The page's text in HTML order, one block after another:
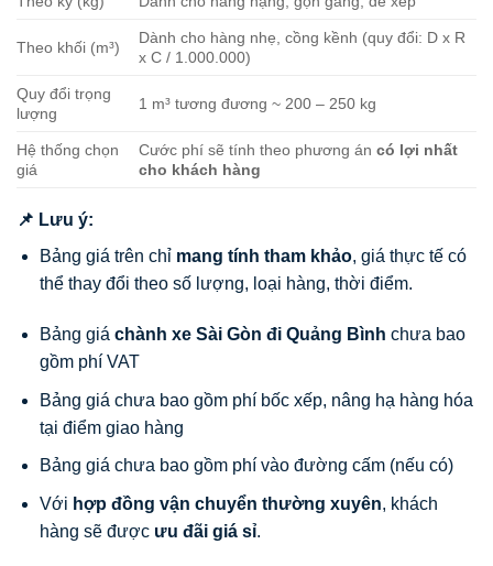
Theo khối (m³)
Dành cho hàng nhẹ, cồng kềnh (quy đổi: D x R
x C / 1.000.000)
Quy đổi trọng
lượng
1 m³ tương đương ~ 200 – 250 kg
Hệ thống chọn
giá
Cước phí sẽ tính theo phương áncó lợi nhất
cho khách hàng
📌 Lưu ý:
Bảng giá trên chỉ mang tính tham khảo, giá thực tế có
thể thay đổi theo số lượng, loại hàng, thời điểm.
Bảng giá chành xe Sài Gòn đi Quảng Bình chưa bao
gồm phí VAT
Bảng giá chưa bao gồm phí bốc xếp, nâng hạ hàng hóa
tại điểm giao hàng
Bảng giá chưa bao gồm phí vào đường cấm (nếu có)
Với hợp đồng vận chuyển thường xuyên, khách
hàng sẽ được ưu đãi giá sỉ.